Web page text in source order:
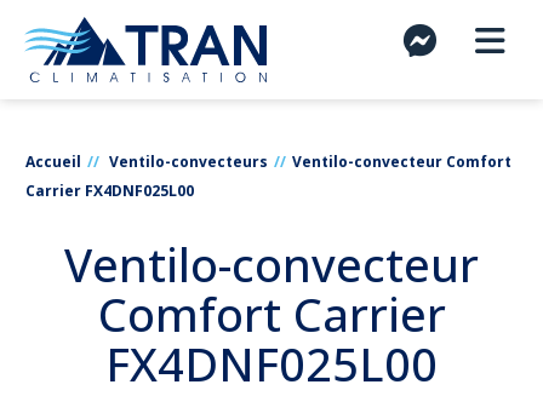
Accueil Ventilo-convecteurs
Ventilo-convecteur Comfort
Carrier FX4DNF025L00
Ventilo-convecteur
Comfort Carrier
FX4DNF025L00